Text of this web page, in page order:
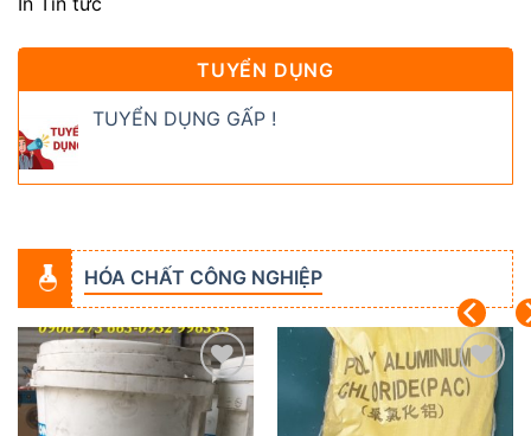
TUYỂN DỤNG
TUYỂN DỤNG GẤP !
HÓA CHẤT CÔNG NGHIỆP
Add to
wishlist
Add to
wishlist